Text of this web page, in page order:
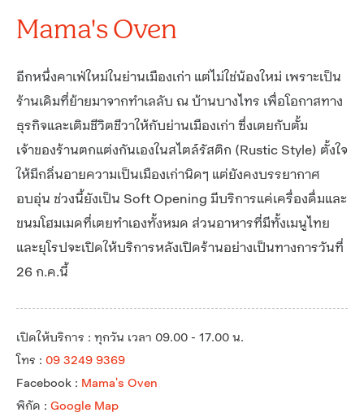
Mama's Oven
อีกหนึ่งคาเฟ่ใหม่ในย่านเมืองเก่า แต่ไม่ใช่น้องใหม่ เพราะเป็น
ร้านเดิมที่ย้ายมาจากทำเลลับ ณ บ้านบางไทร เพื่อโอกาสทาง
ธุรกิจและเติมชีวิตชีวาให้กับย่านเมืองเก่า ซึ่งเตยกับตั้ม
เจ้าของร้านตกแต่งกันเองในสไตล์รัสติก (Rustic Style) ตั้งใจ
ให้มีกลิ่นอายความเป็นเมืองเก่านิดๆ แต่ยังคงบรรยากาศ
อบอุ่น ช่วงนี้ยังเป็น Soft Opening มีบริการแค่เครื่องดื่มและ
ขนมโฮมเมดที่เตยทำเองทั้งหมด ส่วนอาหารที่มีทั้งเมนูไทย
และยุโรปจะเปิดให้บริการหลังเปิดร้านอย่างเป็นทางการวันที่
26 ก.ค.นี้
เปิดให้บริการ : ทุกวัน เวลา 09.00 - 17.00 น.
โทร : 09 3249 9369
Facebook : Mama's Oven
พิกัด : Google Map